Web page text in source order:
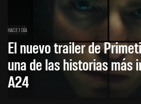
HACE 1 DÍA
El nuevo trailer de
una de las historias más
A24